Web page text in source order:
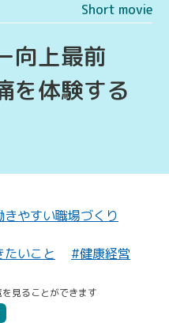
Short movie
向上最前
体験する
きやすい職場づくり
いこと
#健康経営
見ることができます